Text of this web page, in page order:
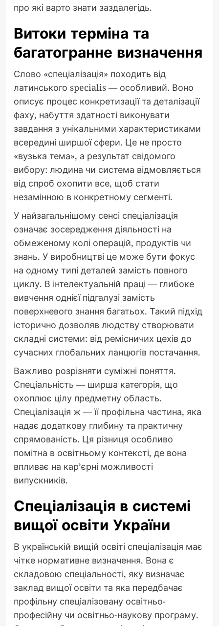
про які варто знати заздалегідь.
Витоки терміна та
багатогранне визначення
Слово «спеціалізація» походить від
латинського specialis — особливий. Воно
описує процес конкретизації та деталізації
фаху, набуття здатності виконувати
завдання з унікальними характеристиками
всередині ширшої сфери. Це не просто
«вузька тема», а результат свідомого
вибору: людина чи система відмовляється
від спроб охопити все, щоб стати
незамінною в конкретному сегменті.
У найзагальнішому сенсі спеціалізація
означає зосередження діяльності на
обмеженому колі операцій, продуктів чи
знань. У виробництві це може бути фокус
на одному типі деталей замість повного
циклу. В інтелектуальній праці — глибоке
вивчення однієї підгалузі замість
поверхневого знання багатьох. Такий підхід
історично дозволяв людству створювати
складні системи: від ремісничих цехів до
сучасних глобальних ланцюгів постачання.
Важливо розрізняти суміжні поняття.
Спеціальність — ширша категорія, що
охоплює цілу предметну область.
Спеціалізація ж — її профільна частина, яка
надає додаткову глибину та практичну
спрямованість. Ця різниця особливо
помітна в освітньому контексті, де вона
впливає на кар’єрні можливості
випускників.
Спеціалізація в системі
вищої освіти України
В українській вищій освіті спеціалізація має
чітке нормативне визначення. Вона є
складовою спеціальності, яку визначає
заклад вищої освіти та яка передбачає
профільну спеціалізовану освітньо-
професійну чи освітньо-наукову програму.